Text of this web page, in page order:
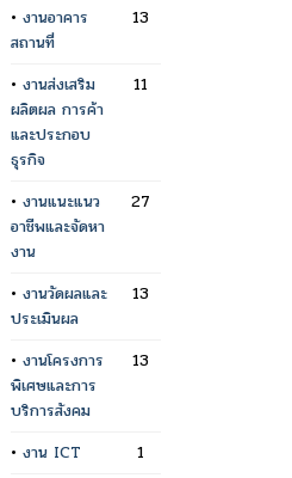
• งานอาคาร
สถานที่
13
• งานส่งเสริม
ผลิตผล การค้า
และประกอบ
ธุรกิจ
11
• งานแนะแนว
อาชีพและจัดหา
งาน
27
• งานวัดผลและ
ประเมินผล
13
• งานโครงการ
พิเศษและการ
บริการสังคม
13
• งาน ICT
1